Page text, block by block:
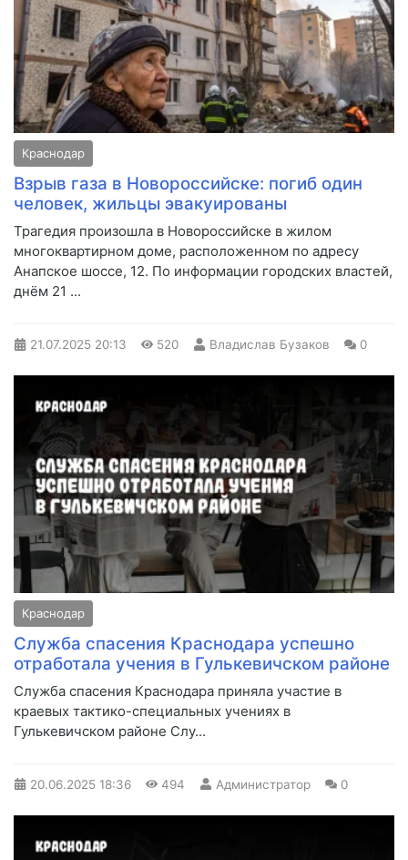
Краснодар
Взрыв газа в Новороссийске: погиб один
человек, жильцы эвакуированы
Трагедия произошла в Новороссийске в жилом
многоквартирном доме, расположенном по адресу
Анапское шоссе, 12. По информации городских властей,
днём 21 ...
21.07.2025 20:13 520 Владислав Бузаков 0
Краснодар
Служба спасения Краснодара успешно
отработала учения в Гулькевичском районе
Служба спасения Краснодара приняла участие в
краевых тактико-специальных учениях в
Гулькевичском районе Слу...
20.06.2025 18:36 494 Администратор 0